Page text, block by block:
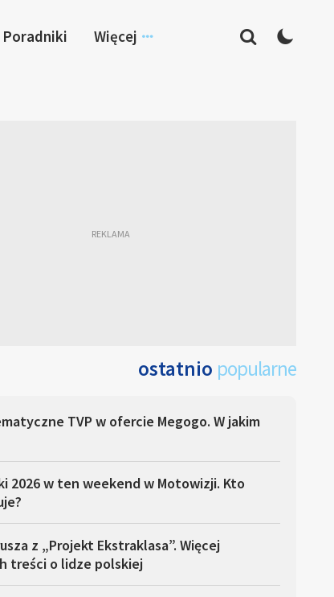
Poradniki Więcej
ostatnio popularne
TVP w ofercie Megogo. W jakim
2026 w ten weekend w Motowizji. Kto
z „Projekt Ekstraklasa”. Więcej
treści o lidze polskiej